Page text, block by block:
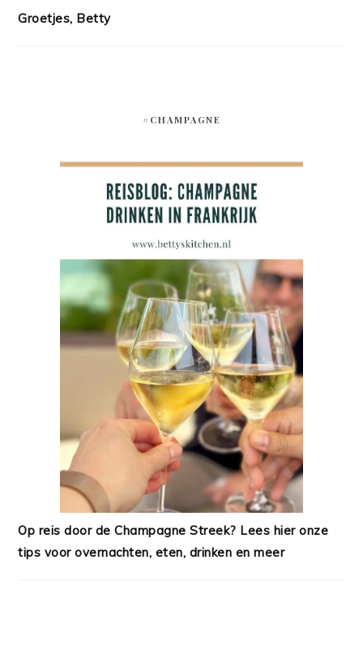
Groetjes, Betty
#CHAMPAGNE
Op reis door de Champagne Streek? Lees hier onze
tips voor overnachten, eten, drinken en meer